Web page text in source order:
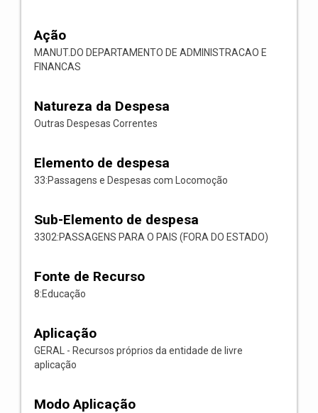
Ação
MANUT.DO DEPARTAMENTO DE ADMINISTRACAO E
FINANCAS
Natureza da Despesa
Outras Despesas Correntes
Elemento de despesa
33:Passagens e Despesas com Locomoção
Sub-Elemento de despesa
3302:PASSAGENS PARA O PAIS (FORA DO ESTADO)
Fonte de Recurso
8:Educação
Aplicação
GERAL - Recursos próprios da entidade de livre
aplicação
Modo Aplicação